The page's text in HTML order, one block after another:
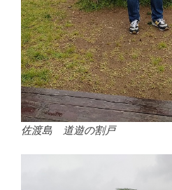
佐渡島 道遊の割戸